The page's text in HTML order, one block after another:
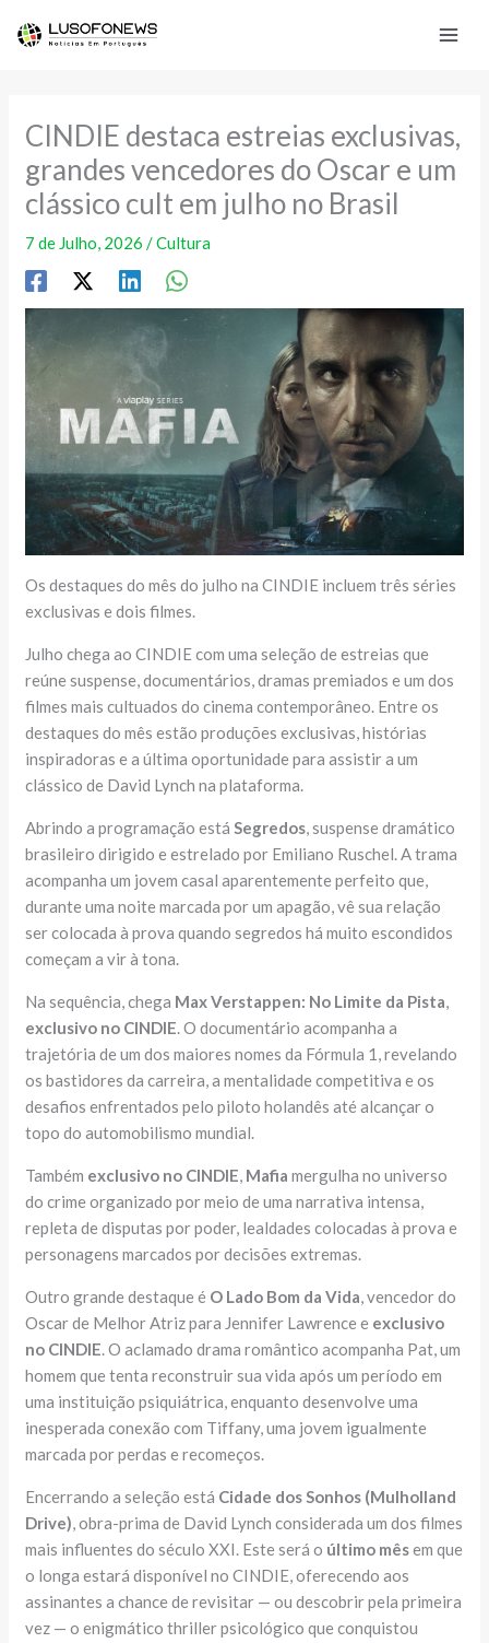
CINDIE destaca estreias exclusivas,
grandes vencedores do Oscar e um
clássico cult em julho no Brasil
7 de Julho, 2026/Cultura
Os destaques do mês do julho na CINDIE incluem três séries
exclusivas e dois filmes.
Julho chega ao CINDIE com uma seleção de estreias que
reúne suspense, documentários, dramas premiados e um dos
filmes mais cultuados do cinema contemporâneo. Entre os
destaques do mês estão produções exclusivas, histórias
inspiradoras e a última oportunidade para assistir a um
clássico de David Lynch na plataforma.
Abrindo a programação estáSegredos, suspense dramático
brasileiro dirigido e estrelado por Emiliano Ruschel. A trama
acompanha um jovem casal aparentemente perfeito que,
durante uma noite marcada por um apagão, vê sua relação
ser colocada à prova quando segredos há muito escondidos
começam a vir à tona.
Na sequência, chega Max Verstappen: No Limite da Pista,
exclusivo no CINDIE. O documentário acompanha a
trajetória de um dos maiores nomes da Fórmula 1, revelando
os bastidores da carreira, a mentalidade competitiva e os
desafios enfrentados pelo piloto holandês até alcançar o
topo do automobilismo mundial.
Também exclusivo no CINDIE, Mafia mergulha no universo
do crime organizado por meio de uma narrativa intensa,
repleta de disputas por poder, lealdades colocadas à prova e
personagens marcados por decisões extremas.
Outro grande destaque é O Lado Bom da Vida, vencedor do
Oscar de Melhor Atriz para Jennifer Lawrence e exclusivo
no CINDIE. O aclamado drama romântico acompanha Pat, um
homem que tenta reconstruir sua vida após um período em
uma instituição psiquiátrica, enquanto desenvolve uma
inesperada conexão com Tiffany, uma jovem igualmente
marcada por perdas e recomeços.
Encerrando a seleção está Cidade dos Sonhos (Mulholland
Drive), obra-prima de David Lynch considerada um dos filmes
mais influentes do século XXI. Este será o último mêsem que
o longa estará disponível no CINDIE, oferecendo aos
assinantes a chance de revisitar — ou descobrir pela primeira
vez — o enigmático thriller psicológico que conquistou